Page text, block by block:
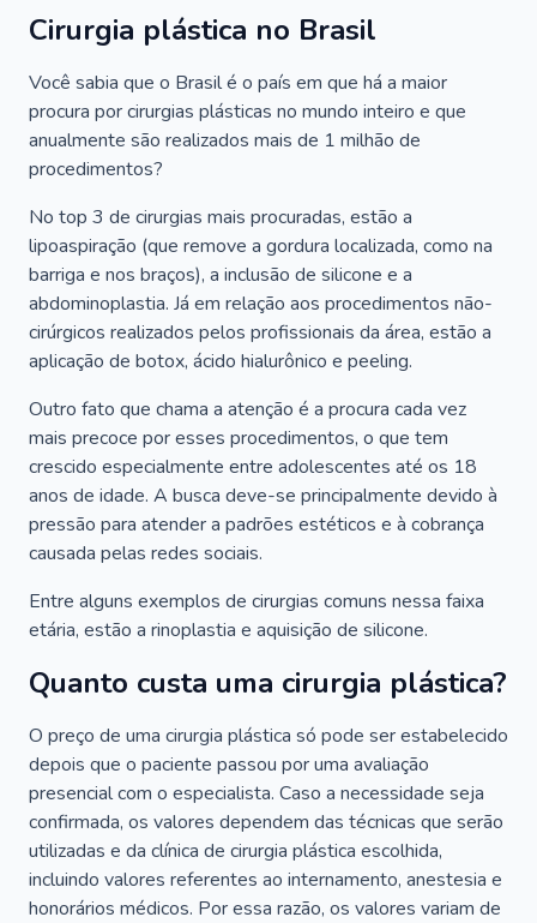
Cirurgia plástica no Brasil
Você sabia que o Brasil é o país em que há a maior
procura por cirurgias plásticas no mundo inteiro e que
anualmente são realizados mais de 1 milhão de
procedimentos?
No top 3 de cirurgias mais procuradas, estão a
lipoaspiração (que remove a gordura localizada, como na
barriga e nos braços), a inclusão de silicone e a
abdominoplastia. Já em relação aos procedimentos não-
cirúrgicos realizados pelos profissionais da área, estão a
aplicação de botox, ácido hialurônico e peeling.
Outro fato que chama a atenção é a procura cada vez
mais precoce por esses procedimentos, o que tem
crescido especialmente entre adolescentes até os 18
anos de idade. A busca deve-se principalmente devido à
pressão para atender a padrões estéticos e à cobrança
causada pelas redes sociais.
Entre alguns exemplos de cirurgias comuns nessa faixa
etária, estão a rinoplastia e aquisição de silicone.
Quanto custa uma cirurgia plástica?
O preço de uma cirurgia plástica só pode ser estabelecido
depois que o paciente passou por uma avaliação
presencial com o especialista. Caso a necessidade seja
confirmada, os valores dependem das técnicas que serão
utilizadas e da clínica de cirurgia plástica escolhida,
incluindo valores referentes ao internamento, anestesia e
honorários médicos. Por essa razão, os valores variam de